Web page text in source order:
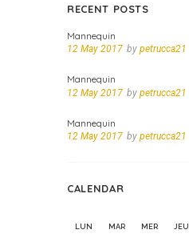
RECENT POSTS
Mannequin
12 May 2017 by petrucca21
Mannequin
12 May 2017 by petrucca21
Mannequin
12 May 2017 by petrucca21
CALENDAR
LUN MAR MER JEU